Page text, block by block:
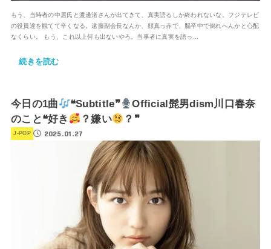
もう、当時者の中居氏と渡邊渚さんが出てきて、真実語るしか終われないな。フジテレビ
の役員達を観てて辛くなる。遠藤副会長なんか、顔真っ赤で、脳卒中で倒れへんかと心配
なくらい。 もう、これ以上何も出ないやろ。当事者に真実を語っ...
続きを読む
今日の1曲 ❝Subtitle❞
Official髭男dism川口春奈
のこと❝好き
？嫌い ？❞
J-POP 2025.01.27